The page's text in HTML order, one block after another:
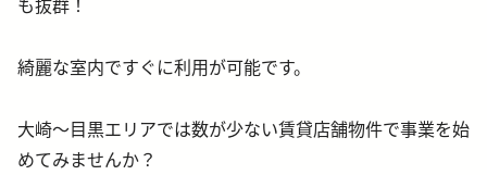
も抜群！
綺麗な室内ですぐに利用が可能です。
大崎～目黒エリアでは数が少ない賃貸店舗物件で事業を始
めてみませんか？